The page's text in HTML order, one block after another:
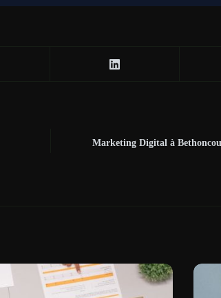
Marketing Digital à